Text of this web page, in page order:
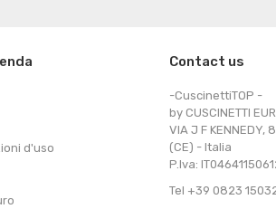
d'uso
Contact us
-CuscinettiTOP -
by CUSCINETTI
VIA J F KENNEDY,
(CE) - Italia
P.Iva:
Tel +39 0823